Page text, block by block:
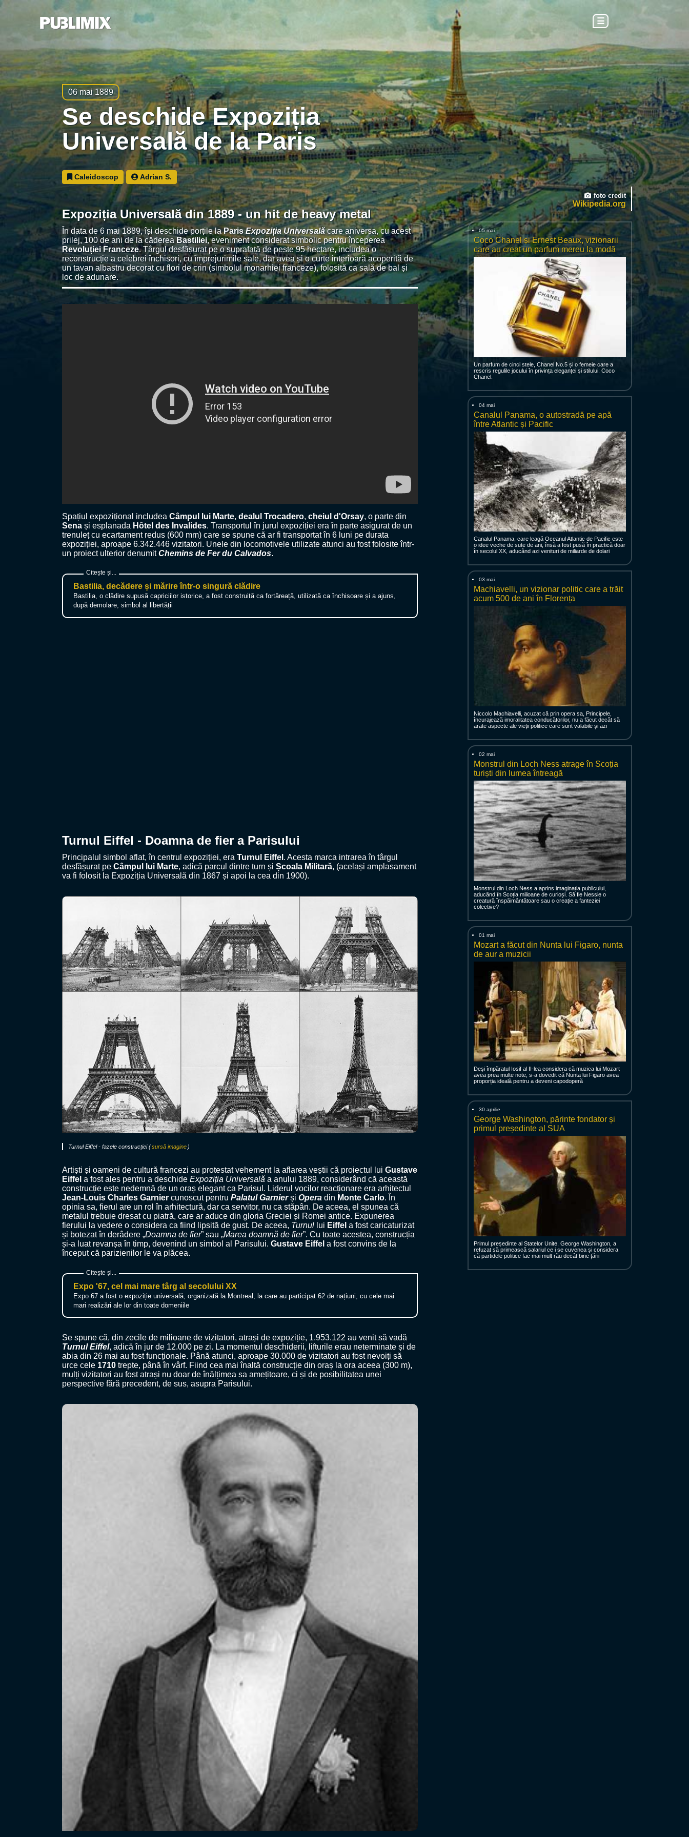
☰
06 mai 1889
Se deschide Expoziția
Universală de la Paris
Caleidoscop Adrian S.
Expoziția Universală din 1889 - un hit de heavy metal
În data de 6 mai 1889, își deschide porțile laParis Expoziția Universalăcare aniversa, cu acest
prilej, 100 de ani de la cădereaBastiliei, eveniment considerat simbolic pentru începerea
Revoluției Franceze. Târgul desfășurat pe o suprafață de peste 95 hectare, includea o
reconstrucție a celebrei închisori, cu împrejurimile sale, dar avea și o curte interioară acoperită de
un tavan albastru decorat cu flori de crin (simbolul monarhiei franceze), folosită ca sală de bal și
loc de adunare.
Spațiul expozițional includeaCâmpul lui Marte,dealul Trocadero,cheiul d'Orsay, o parte din
Sena și esplanada Hôtel des Invalides. Transportul în jurul expoziției era în parte asigurat de un
trenuleț cu ecartament redus (600 mm) care se spune că ar fi transportat în 6 luni pe durata
expoziției, aproape 6.342.446 vizitatori. Unele din locomotivele utilizate atunci au fost folosite într-
un proiect ulterior denumitChemins de Fer du Calvados.
Bastilia, decădere și mărire într-o singură clădire
Bastilia, o clădire supusă capriciilor istorice, a fost construită ca fortăreață, utilizată ca închisoare și a ajuns,
după demolare, simbol al libertății
Turnul Eiffel - Doamna de fier a Parisului
Principalul simbol aflat, în centrul expoziției, eraTurnul Eiffel . Acesta marca intrarea în târgul
desfășurat peCâmpul lui Marte, adică parcul dintre turn șiȘcoala Militară, (același amplasament
va fi folosit la Expoziția Universală din 1867 și apoi la cea din 1900).
Turnul Eiffel - fazele construcției (sursă imagine )
Artiști și oameni de cultură francezi au protestat vehement la aflarea veștii că proiectul luiGustave
Eiffel a fost ales pentru a deschideExpoziția Universală a anului 1889, considerând că această
construcție este nedemnă de un oraș elegant ca Parisul. Liderul vocilor reacționare era arhitectul
Jean-Louis Charles Garnier cunoscut pentruPalatul GarnierșiOpera din Monte Carlo. În
opinia sa, fierul are un rol în arhitectură, dar ca servitor, nu ca stăpân. De aceea, el spunea că
metalul trebuie dresat cu piatră, care ar aduce din gloria Greciei și Romei antice. Expunerea
fierului la vedere o considera ca fiind lipsită de gust. De aceea, Turnul lui Eiffel a fost caricaturizat
și botezat în derâdere „Doamna de fier” sau „Marea doamnă de fier”. Cu toate acestea, construcția
și-a luat revanșa în timp, devenind un simbol al Parisului.Gustave Eiffel a fost convins de la
început că parizienilor le va plăcea.
Expo '67, cel mai mare târg al secolului XX
Expo 67 a fost o expoziție universală, organizată la Montreal, la care au participat 62 de națiuni, cu cele mai
mari realizări ale lor din toate domeniile
Se spune că, din zecile de milioane de vizitatori, atrași de expoziție, 1.953.122 au venit să vadă
Turnul Eiffel, adică în jur de 12.000 pe zi. La momentul deschiderii, lifturile erau neterminate și de
abia din 26 mai au fost funcționale. Până atunci, aproape 30.000 de vizitatori au fost nevoiți să
urce cele 1710 trepte, până în vârf. Fiind cea mai înaltă construcție din oraș la ora aceea (300 m),
mulți vizitatori au fost atrași nu doar de înălțimea sa amețitoare, ci și de posibilitatea unei
perspective fără precedent, de sus, asupra Parisului.
foto credit
Wikipedia.org
05 mai
Coco Chanel și Ernest Beaux, vizionarii
care au creat un parfum mereu la modă
Un parfum de cinci stele, Chanel No.5 și o femeie care a
rescris regulile jocului în privința eleganței și stilului: Coco
Chanel.
04 mai
Canalul Panama, o autostradă pe apă
între Atlantic și Pacific
Canalul Panama, care leagă Oceanul Atlantic de Pacific este
o idee veche de sute de ani, însă a fost pusă în practică doar
în secolul XX, aducând azi venituri de miliarde de dolari
03 mai
Machiavelli, un vizionar politic care a trăit
acum 500 de ani în Florența
Niccolo Machiavelli, acuzat că prin opera sa, Principele,
încurajează imoralitatea conducătorilor, nu a făcut decât să
arate aspecte ale vieții politice care sunt valabile și azi
02 mai
Monstrul din Loch Ness atrage în Scoția
turiști din lumea întreagă
Monstrul din Loch Ness a aprins imaginația publicului,
aducând în Scoția milioane de curioși. Să fie Nessie o
creatură înspăimântătoare sau o creație a fanteziei
colective?
01 mai
Mozart a făcut din Nunta lui Figaro, nunta
de aur a muzicii
Deși împăratul Iosif al II-lea considera că muzica lui Mozart
avea prea multe note, s-a dovedit că Nunta lui Figaro avea
proporția ideală pentru a deveni capodoperă
30 aprilie
George Washington, părinte fondator și
primul președinte al SUA
Primul președinte al Statelor Unite, George Washington, a
refuzat să primească salariul ce i se cuvenea și considera
că partidele politice fac mai mult rău decât bine țării